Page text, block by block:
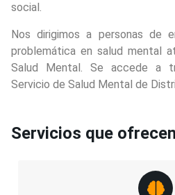
social.
Nos dirigimos a personas de
problemática en salud mental
Salud Mental. Se accede a
Servicio de Salud Mental de
Servicios que